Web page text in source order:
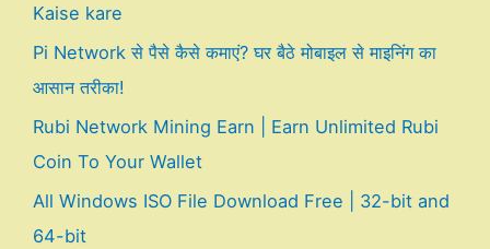
Kaise kare
Pi Network से पैसे कैसे कमाएं? घर बैठे मोबाइल से माइनिंग का
आसान तरीका!
Rubi Network Mining Earn | Earn Unlimited Rubi
Coin To Your Wallet
All Windows ISO File Download Free | 32-bit and
64-bit